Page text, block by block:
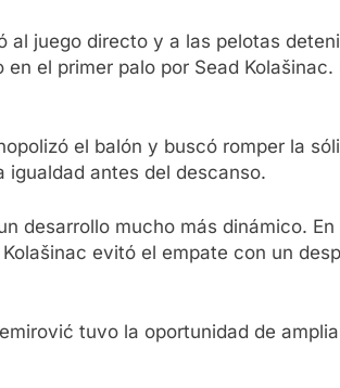
al juego directo y a las pelotas
el primer palo por Sead
el balón y buscó romper la
igualdad antes del descanso.
desarrollo mucho más dinámico.
evitó el empate con un
tuvo la oportunidad de